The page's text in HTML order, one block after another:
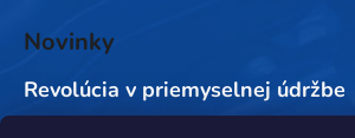
Novinky
Revolúcia v priemyselnej údržbe